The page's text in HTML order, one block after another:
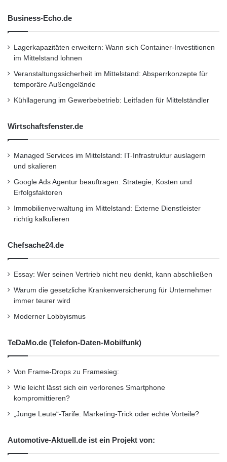
Business-Echo.de
Lagerkapazitäten erweitern: Wann sich Container-Investitionen
im Mittelstand lohnen
Veranstaltungssicherheit im Mittelstand: Absperrkonzepte für
temporäre Außengelände
Kühllagerung im Gewerbebetrieb: Leitfaden für Mittelständler
Wirtschaftsfenster.de
Managed Services im Mittelstand: IT-Infrastruktur auslagern
und skalieren
Google Ads Agentur beauftragen: Strategie, Kosten und
Erfolgsfaktoren
Immobilienverwaltung im Mittelstand: Externe Dienstleister
richtig kalkulieren
Chefsache24.de
Essay: Wer seinen Vertrieb nicht neu denkt, kann abschließen
Warum die gesetzliche Krankenversicherung für Unternehmer
immer teurer wird
Moderner Lobbyismus
TeDaMo.de (Telefon-Daten-Mobilfunk)
Von Frame-Drops zu Framesieg:
Wie leicht lässt sich ein verlorenes Smartphone
kompromittieren?
„Junge Leute“-Tarife: Marketing-Trick oder echte Vorteile?
Automotive-Aktuell.de ist ein Projekt von: